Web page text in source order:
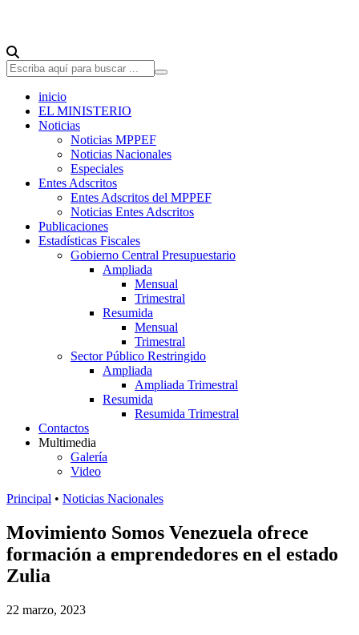
inicio
EL MINISTERIO
Noticias
Noticias MPPEF
Noticias Nacionales
Especiales
Entes Adscritos
Entes Adscritos del MPPEF
Noticias Entes Adscritos
Publicaciones
Estadísticas Fiscales
Gobierno Central Presupuestario
Ampliada
Mensual
Trimestral
Resumida
Mensual
Trimestral
Sector Público Restringido
Ampliada
Ampliada Trimestral
Resumida
Resumida Trimestral
Contactos
Multimedia
Galería
Video
Principal • Noticias Nacionales
Movimiento Somos Venezuela ofrece
formación a emprendedores en el estado
Zulia
22 marzo, 2023